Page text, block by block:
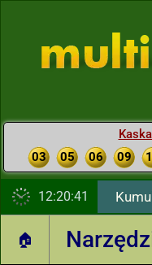
03
05 06 09
12:20:42
🏠